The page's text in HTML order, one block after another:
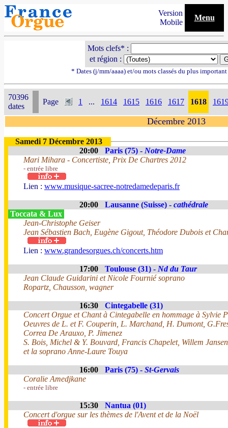
Version
Mobile
Menu
Mots clefs* :
et région :
* Dates (j/mm/aaaa) et/ou mots classés du plus
70396
dates
Page 1 ... 1614 1615 1616 1617 1618
Décembre 2013
Samedi 7 Décembre 2013
20:00
Paris (75) - Notre-Dame
Mari Mihara - Concertiste, Prix De Chartres 2012
- entrée libre
Lien : www.musique-sacree-notredamedeparis.fr
20:00 Lausanne (Suisse) - cathédrale
Toccata & Lux
Jean-Christophe Geiser
Jean Sébastien Bach, Eugène Gigout, Théodore Dubois et
Lien : www.grandesorgues.ch/concerts.htm
17:00 Toulouse (31) - Nd du Taur
Jean Claude Guidarini et Nicole Fournié soprano
Ropartz, Chausson, wagner
16:30
Cintegabelle (31)
Concert Orgue et Chant à Cintegabelle en hommage à Sylvie
Oeuvres de L. et F. Couperin, L. Marchand, H. Dumont,
Correa De Arauxo, P. Jimenez
S. Bois, Michel & Y. Bouvard, Francis Chapelet, Willem
et la soprano Anne-Laure Touya
16:00 Paris (75) - St-Gervais
Coralie Amedjkane
- entrée libre
15:30
Nantua (01)
Concert d'orgue sur les thèmes de l'Avent et de la Noël